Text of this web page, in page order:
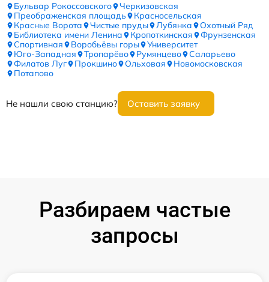
Бульвар Рокоссовского
Черкизовская
Преображенская площадь
Красносельская
Красные Ворота
Чистые пруды Лубянка
Охотный Ряд
Библиотека имени Ленина
Кропоткинская
Фрунзенская
Спортивная
Воробьёвы горы
Университет
Юго-Западная
Тропарёво Румянцево
Саларьево
Филатов Луг
Прокшино Ольховая
Новомосковская
Потапово
Не нашли свою станцию? Оставить заявку
Разбираем частые
запросы